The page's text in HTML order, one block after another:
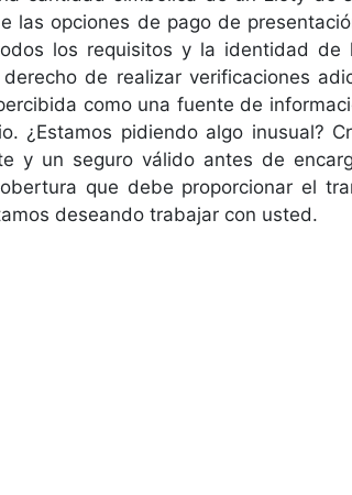
las opciones de pago de
los requisitos y la identidad
de realizar verificaciones
como una fuente de
¿Estamos pidiendo algo inusual?
y un seguro válido antes de
que debe proporcionar el
deseando trabajar con usted.